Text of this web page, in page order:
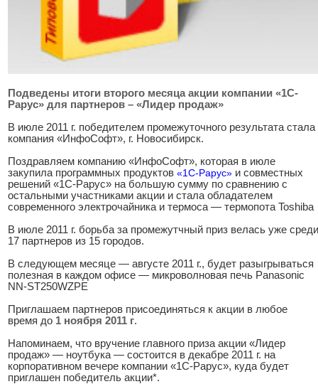
Подведены итоги второго месяца акции компании «1С-
Рарус» для партнеров – «Лидер продаж»
В июле 2011 г. победителем промежуточного результата стала
компания «ИнфоСофт», г. Новосибирск.
Поздравляем компанию «ИнфоСофт», которая в июле
закупила программных продуктов «1С-Рарус» и совместных
решений «1С-Рарус» на большую сумму по сравнению с
остальными участниками акции и стала обладателем
современного электрочайника и термоса — термопота Toshiba
В июле 2011 г. борьба за промежутчный приз велась уже среди
17 партнеров из 15 городов.
В следующем месяце — августе 2011 г., будет разыгрываться
полезная в каждом офисе — микроволновая печь Panasonic
NN-ST250WZPE
Приглашаем партнеров присоединяться к акции в любое
время до 1 ноября 2011 г.
Напоминаем, что вручение главного приза акции «Лидер
продаж» — ноутбука — состоится в декабре 2011 г. на
корпоративном вечере компании «1С-Рарус», куда будет
приглашен победитель акции*.